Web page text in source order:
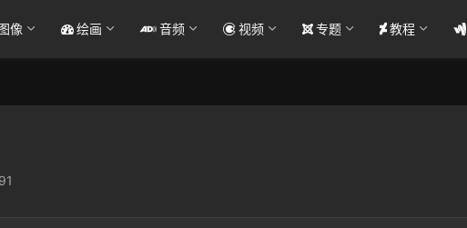
像 绘画 音频 视频 专题 教程